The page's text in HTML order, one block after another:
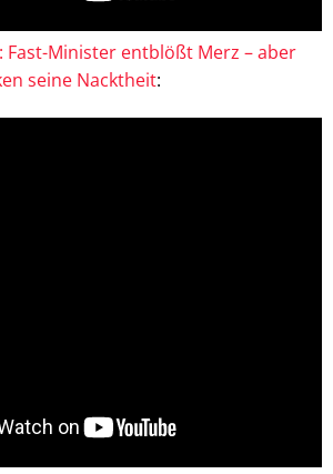
Fast-Minister entblößt Merz – aber
seine Nacktheit: